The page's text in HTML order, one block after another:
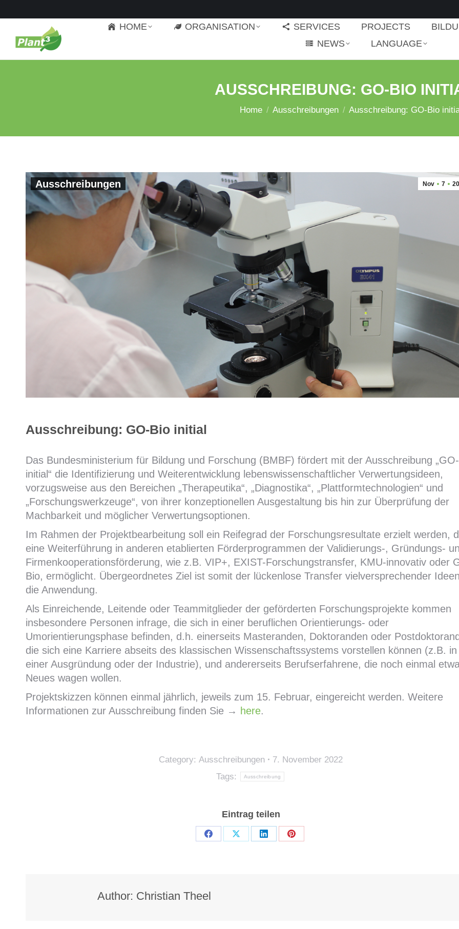
HOME ORGANISATION SERVICES PROJECTS
NEWS
LANGUAGE
AUSSCHREIBUNG: GO-BIO
You are here:
Home Ausschreibungen Ausschreibung: GO-Bio
Nov 7
Ausschreibungen
Ausschreibung: GO-Bio initial
Das Bundesministerium für Bildung und Forschung (BMBF) fördert mit der Ausschreibung
initial“ die Identifizierung und Weiterentwicklung lebenswissenschaftlicher Verwertungsideen,
vorzugsweise aus den Bereichen „Therapeutika“, „Diagnostika“, „Plattformtechnologien“ und
„Forschungswerkzeuge“, von ihrer konzeptionellen Ausgestaltung bis hin zur Überprüfung der
Machbarkeit und möglicher Verwertungsoptionen.
Im Rahmen der Projektbearbeitung soll ein Reifegrad der Forschungsresultate erzielt werden,
eine Weiterführung in anderen etablierten Förderprogrammen der Validierungs-, Gründungs-
Firmenkooperationsförderung, wie z.B. VIP+, EXIST-Forschungstransfer, KMU-innovativ oder
Bio, ermöglicht. Übergeordnetes Ziel ist somit der lückenlose Transfer vielversprechender
die Anwendung.
Als Einreichende, Leitende oder Teammitglieder der geförderten Forschungsprojekte kommen
insbesondere Personen infrage, die sich in einer beruflichen Orientierungs- oder
Umorientierungsphase befinden, d.h. einerseits Masteranden, Doktoranden oder
die sich eine Karriere abseits des klassischen Wissenschaftssystems vorstellen können (z.B. in
einer Ausgründung oder der Industrie), und andererseits Berufserfahrene, die noch einmal
Neues wagen wollen.
Projektskizzen können einmal jährlich, jeweils zum 15. Februar, eingereicht werden. Weitere
Informationen zur Ausschreibung finden Sie → here.
Category: Ausschreibungen
7. November 2022
Tags:
Ausschreibung
Eintrag teilen
Share
Share
Share
Share
Author: Christian Theel